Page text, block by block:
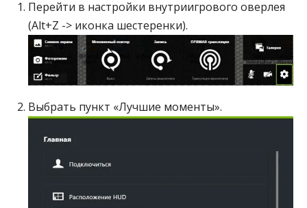
Перейти в настройки внутриигрового оверлея
(Alt+Z -> иконка шестеренки).
Выбрать пункт «Лучшие моменты».